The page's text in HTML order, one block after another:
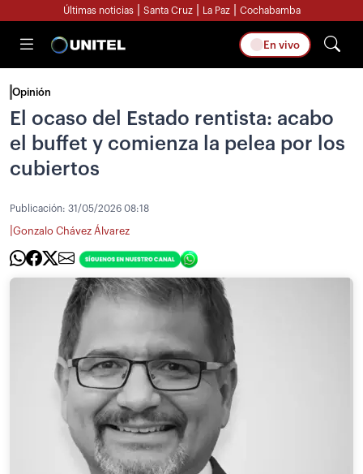
Últimas noticias Santa Cruz La Paz Cochabamba
En vivo
Opinión
El ocaso del Estado rentista: acabo
el buffet y comienza la pelea por los
cubiertos
Publicación: 31/05/2026 08:18
Gonzalo Chávez Álvarez